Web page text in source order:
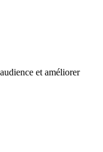
et améliorer